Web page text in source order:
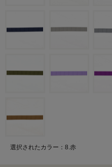
選択されたカラー：8.赤